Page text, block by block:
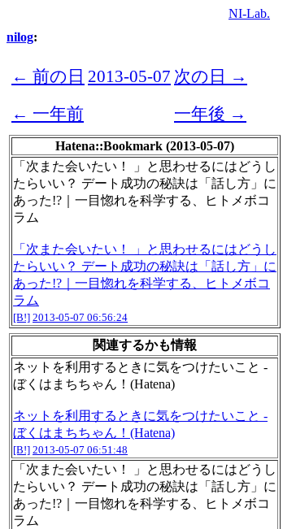
NI-Lab.
nilog:
← 前の日 2013-05-07 次の日 →
← 一年前
一年後 →
Hatena::Bookmark (2013-05-07)
「次また会いたい！ 」と思わせるにはどうし
たらいい？ デート成功の秘訣は「話し方」に
あった!?｜一目惚れを科学する、ヒトメボコ
ラム
「次また会いたい！ 」と思わせるにはどうし
たらいい？ デート成功の秘訣は「話し方」に
あった!?｜一目惚れを科学する、ヒトメボコ
ラム
[B!] 2013-05-07 06:56:24
関連するかも情報
ネットを利用するときに気をつけたいこと -
ぼくはまちちゃん！(Hatena)
ネットを利用するときに気をつけたいこと -
ぼくはまちちゃん！(Hatena)
[B!] 2013-05-07 06:51:48
「次また会いたい！ 」と思わせるにはどうし
たらいい？ デート成功の秘訣は「話し方」に
あった!?｜一目惚れを科学する、ヒトメボコ
ラム